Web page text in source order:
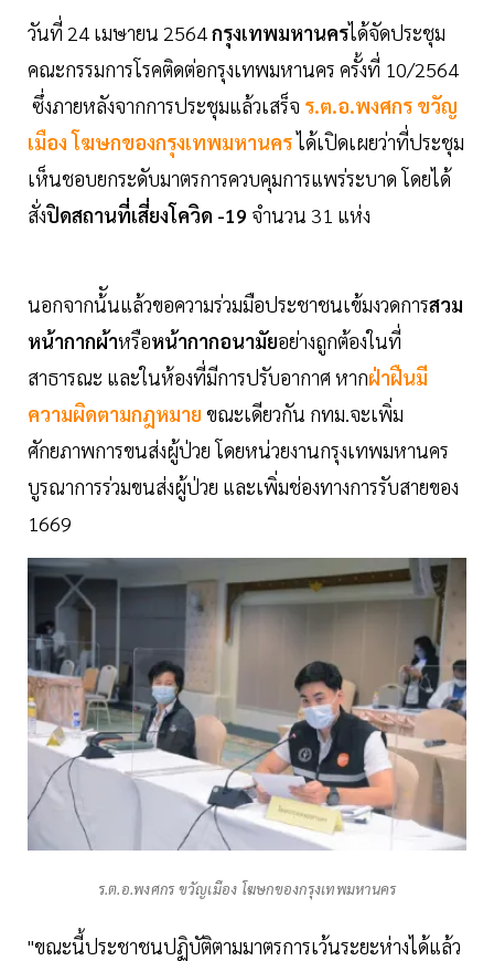
วันที่ 24 เมษายน 2564กรุงเทพมหานครได้จัดประชุม
คณะกรรมการโรคติดต่อกรุงเทพมหานคร ครั้งที่ 10/2564
ซึ่งภายหลังจากการประชุมแล้วเสร็จ ร.ต.อ.พงศกร ขวัญ
เมือง โฆษกของกรุงเทพมหานครได้เปิดเผยว่าที่ประชุม
เห็นชอบยกระดับมาตรการควบคุมการแพร่ระบาด โดยได้
สั่งปิดสถานที่เสี่ยงโควิด -19 จำนวน 31 แห่ง
นอกจากน้ันแล้วขอความร่วมมือประชาชนเข้มงวดการสวม
หน้ากากผ้าหรือหน้ากากอนามัยอย่างถูกต้องในที่
สาธารณะ และในห้องที่มีการปรับอากาศ หากฝ่าฝืนมี
ความผิดตามกฎหมาย ขณะเดียวกัน กทม.จะเพิ่ม
ศักยภาพการขนส่งผู้ป่วย โดยหน่วยงานกรุงเทพมหานคร
บูรณาการร่วมขนส่งผู้ป่วย และเพิ่มช่องทางการรับสายของ
1669
ร.ต.อ.พงศกร ขวัญเมือง โฆษกของกรุงเทพมหานคร
"ขณะนี้ประชาชนปฏิบัติตามมาตรการเว้นระยะห่างได้แล้ว